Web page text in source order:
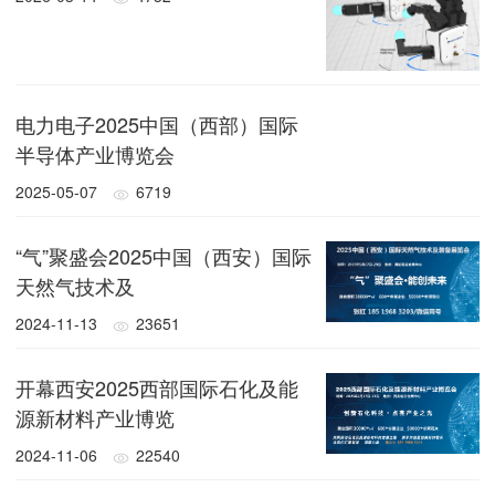
电力电子2025中国（西部）国际
半导体产业博览会
2025-05-07 6719
“气”聚盛会2025中国（西安）国际
天然气技术及
2024-11-13 23651
开幕西安2025西部国际石化及能
源新材料产业博览
2024-11-06 22540